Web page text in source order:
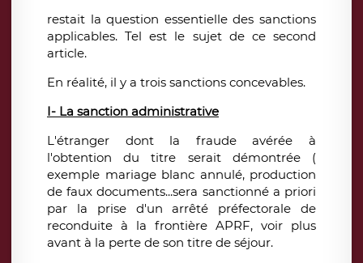
restait la question essentielle des sanctions
applicables. Tel est le sujet de ce second
article.
En réalité, il y a trois sanctions concevables.
I- La sanction administrative
L'étranger dont la fraude avérée à
l'obtention du titre serait démontrée (
exemple mariage blanc annulé, production
de faux documents...sera sanctionné a priori
par la prise d'un arrêté préfectorale de
reconduite à la frontière APRF, voir plus
avant à la perte de son titre de séjour.